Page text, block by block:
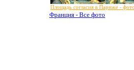
Площадь согласия в Париже -
Франция - Все фото